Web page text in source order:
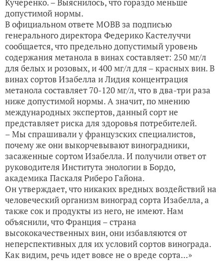
допустимой нормы.
В официальном ответе МОВВ за подписью
генерального директора Федерико Кастелуччи
сообщается, что предельно допустимый уровень
содержания метанола в винах составляет: 250 мг/л
для белых и розовых, и 400 мг/л для – красных вин. В
винах сортов Изабелла и Лидия концентрация
метанола составляет 70-120 мг/л, что в два-три раза
ниже допустимой нормы. А значит, по мнению
международных экспертов, данный сорт не
представляет риска для здоровья потребителей.
– Мы спрашивали у французских специалистов,
почему же они выкорчевывают виноградники,
засаженные сортом Изабелла. И получили ответ от
руководителя Института энологии в Бордо,
академика Паскаля Риберо Гайона.
Он утверждает, что никаких вредных воздействий на
человеческий организм виноград сорта Изабелла, а
также сок и продукты из него, не имеют. Нам
объяснили, что Франция – страна
высококачественных вин, они избавляются от
неперспективных для их условий сортов винограда.
Как видим, речь идет вовсе не о вреде сорта...»